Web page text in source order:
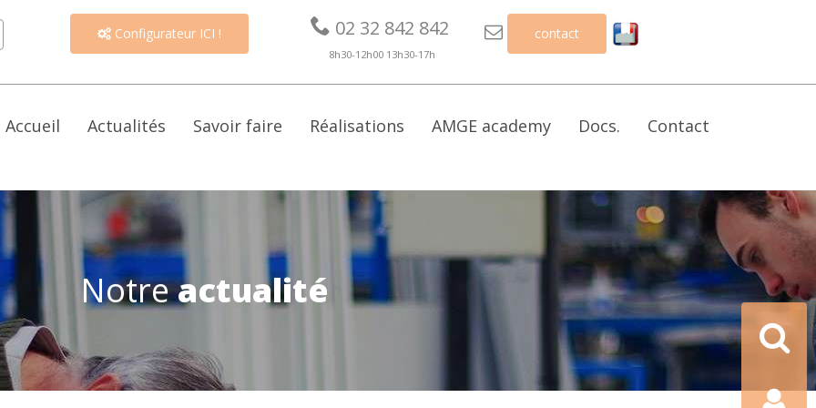
 Configurateur ICI !  02 32 842 842
8h30-12h00 13h30-17h
 contact
Accueil Actualités Savoir faire Réalisations AMGE academy Docs. Contact
Notreactualité